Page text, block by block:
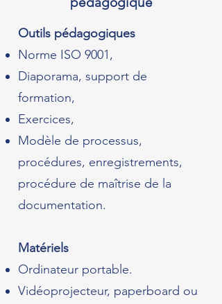
Outils pédagogiques
Norme ISO 9001,
Diaporama, support de
formation,
Exercices,
Modèle de processus,
procédures, enregistrements,
procédure de maîtrise de la
documentation.
Matériels
Ordinateur portable.
Vidéoprojecteur, paperboard ou